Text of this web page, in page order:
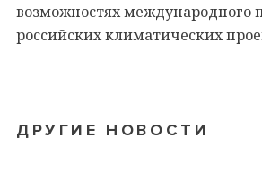
возможностях международного
российских климатических
ДРУГИЕ НОВОСТИ